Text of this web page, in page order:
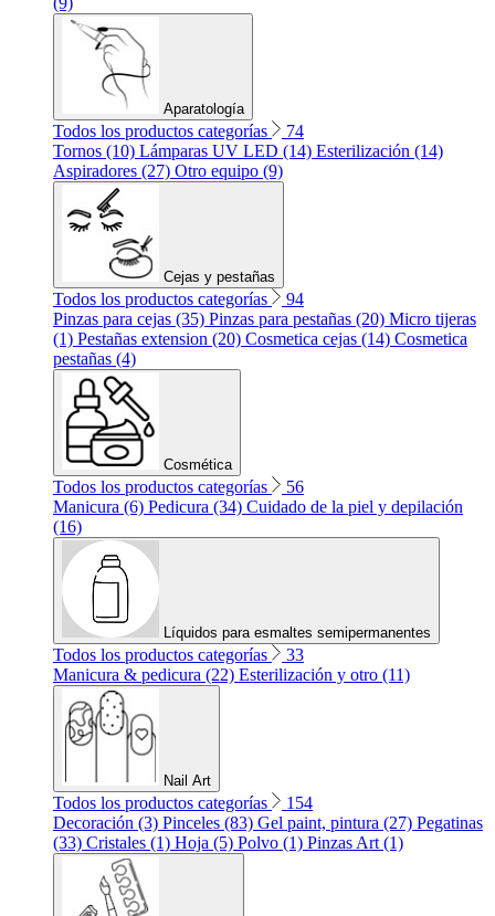
Aparatología
Todos los productos categorías
74
Tornos (10) Lámparas UV LED (14) Esterilización (14)
Aspiradores (27) Otro equipo (9)
Cejas y pestañas
Todos los productos categorías
94
Pinzas para cejas (35) Pinzas para pestañas (20) Micro tijeras
(1) Pestañas extension (20) Cosmetica cejas (14) Cosmetica
pestañas (4)
Cosmética
Todos los productos categorías
56
Manicura (6) Pedicura (34) Cuidado de la piel y depilación
(16)
Líquidos para esmaltes semipermanentes
Todos los productos categorías
33
Manicura & pedicura (22) Esterilización y otro (11)
Nail Art
Todos los productos categorías
154
Decoración (3) Pinceles (83) Gel paint, pintura (27) Pegatinas
(33) Cristales (1) Hoja (5) Polvo (1) Pinzas Art (1)